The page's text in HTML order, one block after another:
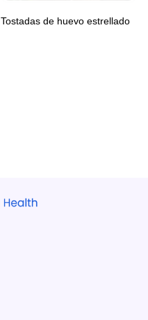
Tostadas de huevo estrellado